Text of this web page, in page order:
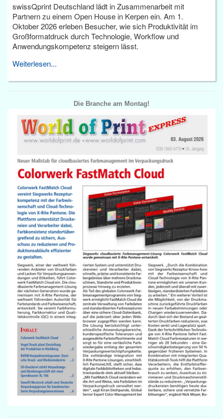
swissQprint Deutschland lädt in Zusammenarbeit mit
Partnern zu einem Open House in Kerpen ein. Am 1.
Oktober 2026 erleben Besucher, wie sich Produktivität im
Großformatdruck durch Technologie, Workflow und
Anwendungskompetenz steigern lässt.
Weiterlesen...
Die Branche am Montag!